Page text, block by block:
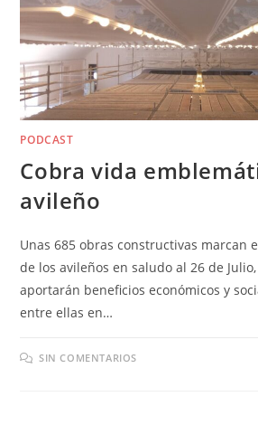
PODCAST
Cobra vida
avileño
Unas 685 obras constructivas marcan
de los avileños en saludo al 26 de
aportarán beneficios económicos y
entre ellas en…
SIN COMENTARIOS